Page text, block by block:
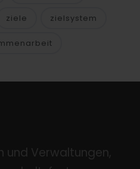
ziele zielsystem
und Verwaltungen,